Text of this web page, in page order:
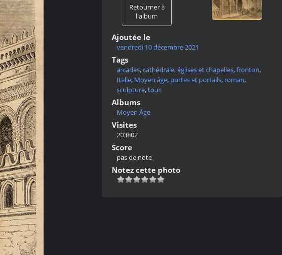
Retourner à
l'album
Ajoutée le
vendredi 10 décembre 2021
Tags
arcades,cathédrale,églises et chapelles,fronton,
Italie, Moyen âge, portes et portails, roman,
sculpture,tour
Albums
Moyen Âge
Visites
203802
Score
pas de note
Notez cette photo